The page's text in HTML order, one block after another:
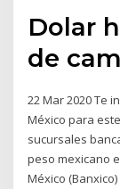
Dolar
de
22 Mar 2020 Te
México para
sucursales
peso mexicano
México